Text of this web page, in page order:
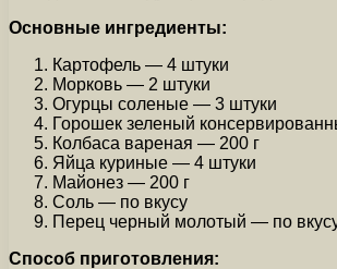
Основные ингредиенты:
Картофель — 4 штуки
Морковь — 2 штуки
Огурцы соленые — 3 штуки
Горошек зеленый
Колбаса вареная — 200 г
Яйца куриные — 4 штуки
Майонез — 200 г
Соль — по вкусу
Перец черный молотый — по
Способ приготовления: